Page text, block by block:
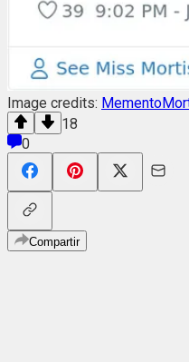
Image credits:
18
0
Compartir